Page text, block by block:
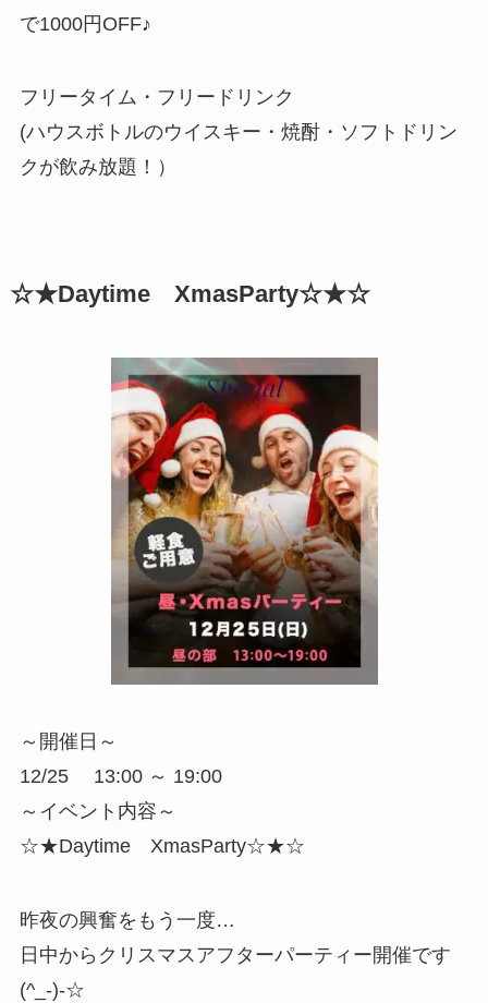
で1000円OFF♪
フリータイム・フリードリンク
(ハウスボトルのウイスキー・焼酎・ソフトドリン
クが飲み放題！）
☆★Daytime XmasParty☆★☆
～開催日～
12/25 13:00 ～ 19:00
～イベント内容～
☆★Daytime XmasParty☆★☆
昨夜の興奮をもう一度…
日中からクリスマスアフターパーティー開催です
(^_-)-☆